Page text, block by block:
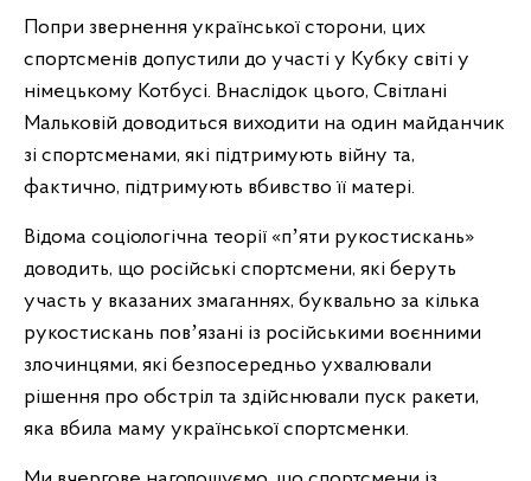
Попри звернення української сторони, цих
спортсменів допустили до участі у Кубку світі у
німецькому Котбусі. Внаслідок цього, Світлані
Мальковій доводиться виходити на один майданчик
зі спортсменами, які підтримують війну та,
фактично, підтримують вбивство її матері.
Відома соціологічна теорії «пʼяти рукостискань»
доводить, що російські спортсмени, які беруть
участь у вказаних змаганнях, буквально за кілька
рукостискань повʼязані із російськими воєнними
злочинцями, які безпосередньо ухвалювали
рішення про обстріл та здійснювали пуск ракети,
яка вбила маму української спортсменки.